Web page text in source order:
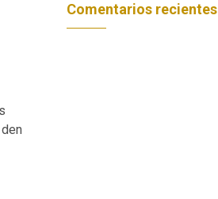
Comentarios recientes